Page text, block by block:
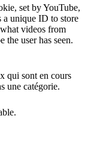
set by YouTube,
a unique ID to store
videos from
the user has seen.
qui sont en cours
une catégorie.